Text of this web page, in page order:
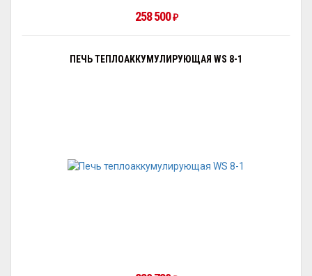
258 500 ₽
ПЕЧЬ ТЕПЛОАККУМУЛИРУЮЩАЯ WS 8-1